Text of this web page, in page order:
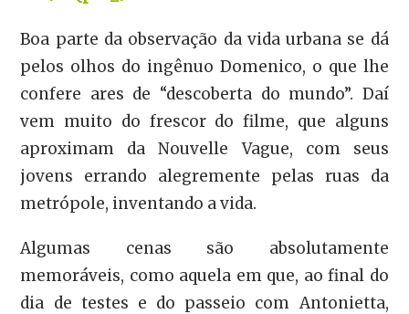
Boa parte da observação da vida urbana se dá
pelos olhos do ingênuo Domenico, o que lhe
confere ares de “descoberta do mundo”. Daí
vem muito do frescor do filme, que alguns
aproximam da Nouvelle Vague, com seus
jovens errando alegremente pelas ruas da
metrópole, inventando a vida.
Algumas cenas são absolutamente
memoráveis, como aquela em que, ao final do
dia de testes e do passeio com Antonietta,